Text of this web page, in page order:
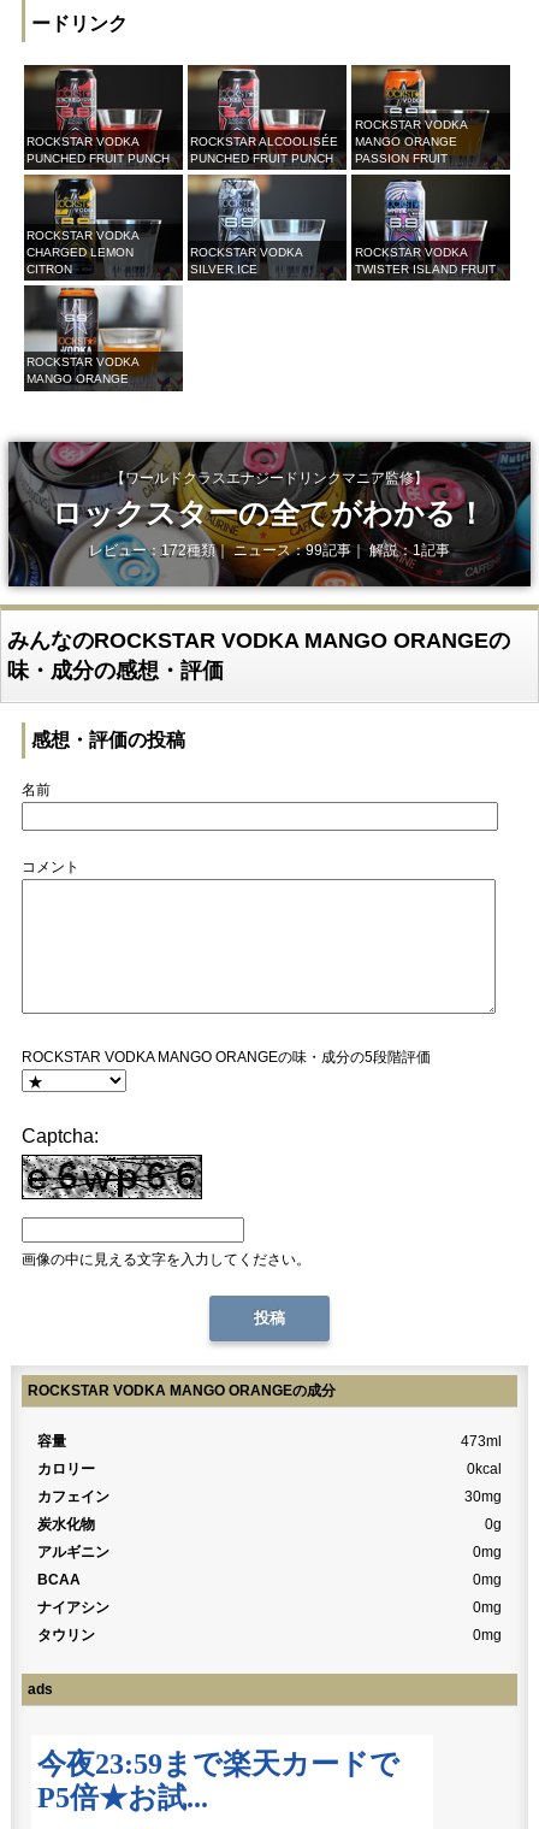
ードリンク
ROCKSTAR VODKA
PUNCHED FRUIT PUNCH
ROCKSTAR ALCOOLISÉE
PUNCHED FRUIT PUNCH
ROCKSTAR VODKA
MANGO ORANGE
PASSION FRUIT
ROCKSTAR VODKA
CHARGED LEMON
CITRON
ROCKSTAR VODKA
SILVER ICE
ROCKSTAR VODKA
TWISTER ISLAND FRUIT
ROCKSTAR VODKA
MANGO ORANGE
【ワールドクラスエナジードリンクマニア監修】
ロックスターの全てがわかる！
レビュー：172種類｜ ニュース：99記事｜ 解説：1記事
みんなのROCKSTAR VODKA MANGO ORANGEの
味・成分の感想・評価
感想・評価の投稿
名前
コメント
ROCKSTAR VODKA MANGO ORANGEの味・成分の5段階評価
Captcha:
画像の中に見える文字を入力してください。
ROCKSTAR VODKA MANGO ORANGEの成分
容量
473ml
カロリー
0kcal
カフェイン
30mg
炭水化物
0g
アルギニン
0mg
BCAA
0mg
ナイアシン
0mg
タウリン
0mg
ads